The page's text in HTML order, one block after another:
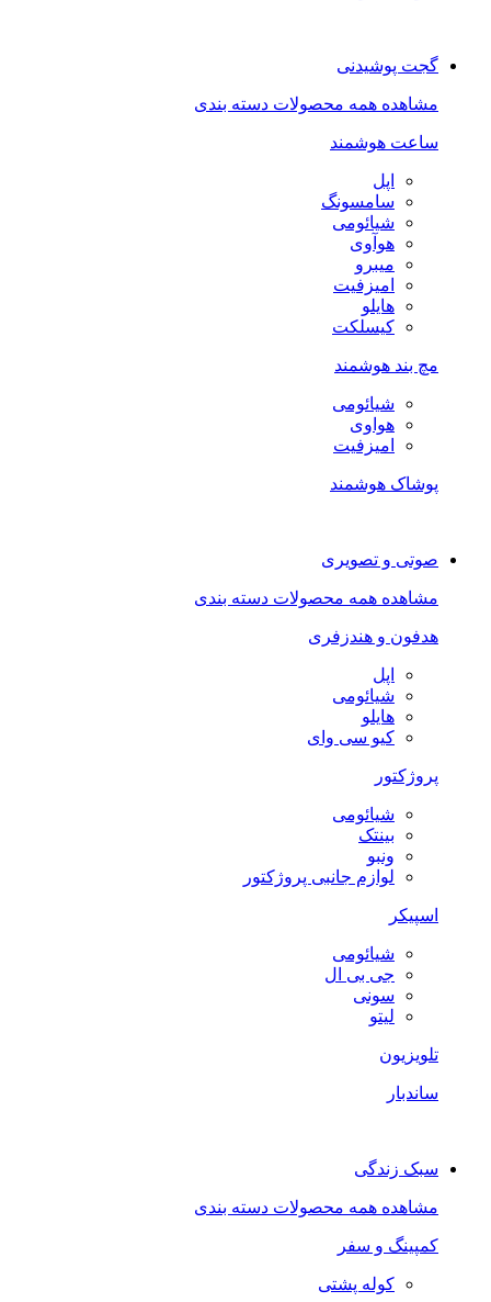
گجت پوشیدنی
مشاهده همه محصولات دسته بندی
ساعت هوشمند
اپل
سامسونگ
شیائومی
هوآوی
میبرو
امیزفیت
هایلو
کیسلکت
مچ بند هوشمند
شیائومی
هواوی
امیزفیت
پوشاک هوشمند
صوتی و تصویری
مشاهده همه محصولات دسته بندی
هدفون و هندزفری
اپل
شیائومی
هایلو
کیو سی وای
پروژکتور
شیائومی
بینتک
ونبو
لوازم جانبی پروژکتور
اسپیکر
شیائومی
جی بی ال
سونی
لیتو
تلویزیون
ساندبار
سبک زندگی
مشاهده همه محصولات دسته بندی
کمپینگ و سفر
کوله پشتی